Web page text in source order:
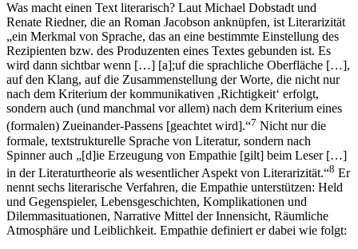
Was macht einen Text literarisch? Laut Michael Dobstadt und
Renate Riedner, die an Roman Jacobson anknüpfen, ist Literarizität
„ein Merkmal von Sprache, das an eine bestimmte Einstellung des
Rezipienten bzw. des Produzenten eines Textes gebunden ist. Es
wird dann sichtbar wenn […] [a];uf die sprachliche Oberfläche […],
auf den Klang, auf die Zusammenstellung der Worte, die nicht nur
nach dem Kriterium der kommunikativen ,Richtigkeit‘ erfolgt,
sondern auch (und manchmal vor allem) nach dem Kriterium eines
(formalen) Zueinander-Passens [geachtet wird].“7 Nicht nur die
formale, textstrukturelle Sprache von Literatur, sondern nach
Spinner auch „[d]ie Erzeugung von Empathie [gilt] beim Leser […]
in der Literaturtheorie als wesentlicher Aspekt von Literarizität.“8 Er
nennt sechs literarische Verfahren, die Empathie unterstützen: Held
und Gegenspieler, Lebensgeschichten, Komplikationen und
Dilemmasituationen, Narrative Mittel der Innensicht, Räumliche
Atmosphäre und Leiblichkeit. Empathie definiert er dabei wie folgt: